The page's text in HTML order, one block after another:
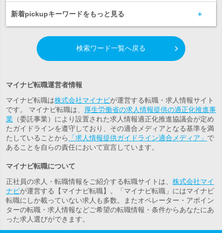
新着pickupキーワードをもっと見る
検索ワード一覧へ戻る
マイナビ転職運営者情報
マイナビ転職は株式会社マイナビが運営する転職・求人情報サイト
です。 マイナビ転職は、
厚生労働省の求人情報提供の適正化推進事
業 （委託事業）により設置された求人情報適正化推進協議会が定め
たガイドラインを遵守しており、その適合メディアとなる基準を満
たしていることから
「求人情報提供ガイドライン適合メディア」 で
あることを自らの責任において宣言しています。
マイナビ転職について
正社員の求人・転職情報をご紹介する転職サイトは、 株式会社マイ
ナビが運営する【マイナビ転職】。「マイナビ転職」にはマイナビ
転職にしか載っていない求人も多数。またオペレーター・アポイン
ターの転職・求人情報などご希望の転職情報・条件からあなたにあ
った求人選びができます。